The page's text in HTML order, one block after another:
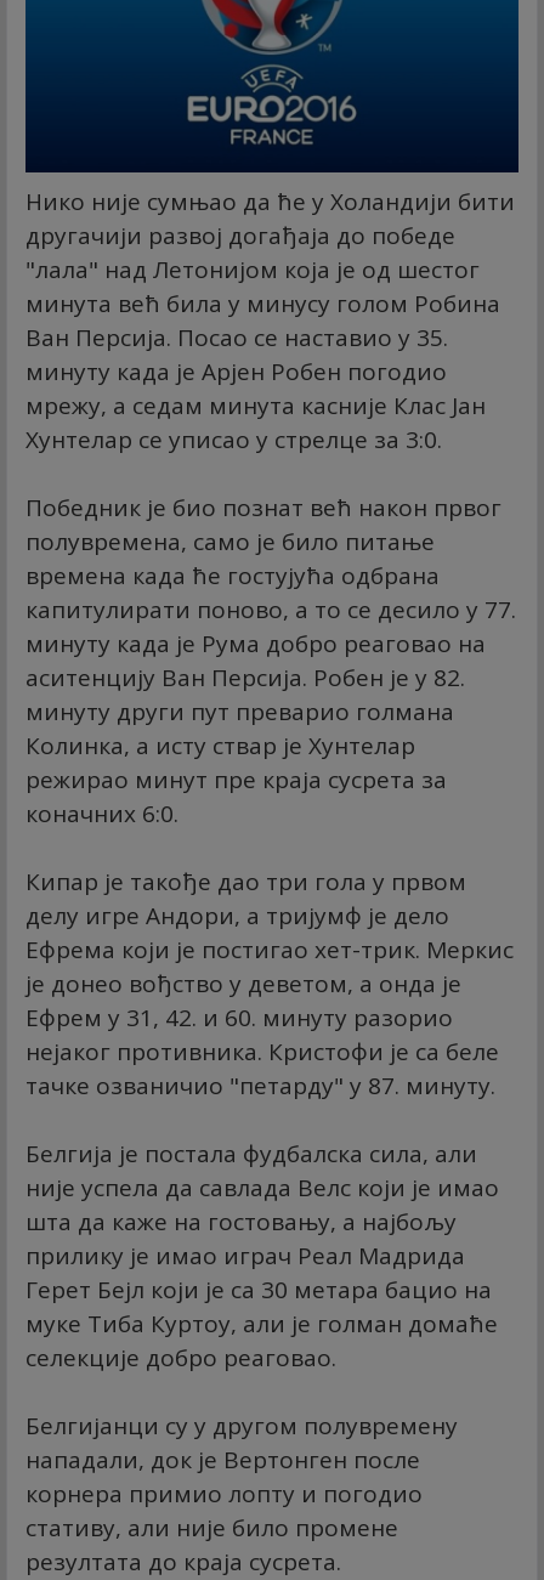
Нико није сумњао да ће у Холандији бити
другачији развој догађаја до победе
"лала" над Летонијом која је од шестог
минута већ била у минусу голом Робина
Ван Персија. Посао се наставио у 35.
минуту када је Арјен Робен погодио
мрежу, а седам минута касније Клас Јан
Хунтелар се уписао у стрелце за 3:0.
Победник је био познат већ након првог
полувремена, само је било питање
времена када ће гостујућа одбрана
капитулирати поново, а то се десило у 77.
минуту када је Рума добро реаговао на
аситенцију Ван Персија. Робен је у 82.
минуту други пут преварио голмана
Колинка, а исту ствар је Хунтелар
режирао минут пре краја сусрета за
коначних 6:0.
Кипар је такође дао три гола у првом
делу игре Андори, а тријумф је дело
Ефрема који је постигао хет-трик. Меркис
је донео вођство у деветом, а онда је
Ефрем у 31, 42. и 60. минуту разорио
нејаког противника. Кристофи је са беле
тачке озваничио "петарду" у 87. минуту.
Белгија је постала фудбалска сила, али
није успела да савлада Велс који је имао
шта да каже на гостовању, а најбољу
прилику је имао играч Реал Мадрида
Герет Бејл који је са 30 метара бацио на
муке Тиба Куртоу, али је голман домаће
селекције добро реаговао.
Белгијанци су у другом полувремену
нападали, док је Вертонген после
корнера примио лопту и погодио
стативу, али није било промене
резултата до краја сусрета.